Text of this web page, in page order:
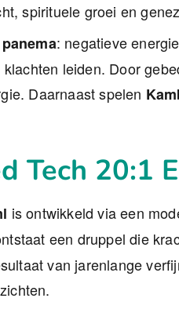
spirituele groei en
panema: negatieve
leiden. Door
Daarnaast spelen
Tech 20:1
is ontwikkeld via een
een druppel die
van jarenlange